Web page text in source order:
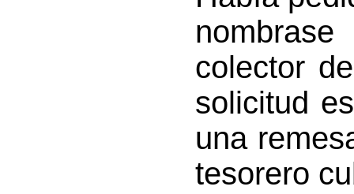
colector
solicitud
una
tesorero